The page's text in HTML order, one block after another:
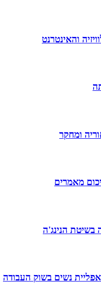
והאינטרנט
ומחקר
מאמרים
בשיטת הנינג'ה
נשים בשוק העבודה